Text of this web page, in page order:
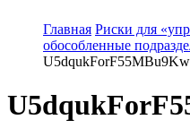
Главная Риски для
обособленные